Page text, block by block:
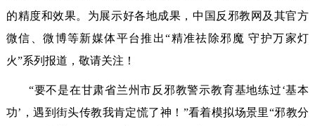
的精度和效果。为展示好各地成果，中国反邪教网及其官方
微信、微博等新媒体平台推出“精准祛除邪魔 守护万家灯
火”系列报道，敬请关注！
“要不是在甘肃省兰州市反邪教警示教育基地练过‘基本
功’，遇到街头传教我肯定慌了神！”看着模拟场景里“邪教分